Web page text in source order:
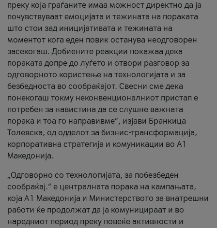
преку која граѓаните имаа можност директно да ја
почувствуваат емоцијата и тежината на пораката
што стои зад иницијативата и тежината на
моментот кога еден повик останува неодговорен
засекогаш. Добиените реакции покажаа дека
пораката допре до луѓето и отвори разговор за
одговорното користење на технологијата и за
безбедноста во сообраќајот. Свесни сме дека
понекогаш токму неконвенционалниот пристап е
потребен за навистина да се слушне важната
порака и тоа го направивме”, изјави Бранкица
Толевска, од одделот за бизнис-трансформација,
корпоративна стратегија и комуникации во А1
Македонија.
„Одговорно со технологијата, за побезбеден
сообраќај.“ е централната порака на кампањата,
која A1 Македонија и Министерството за внатрешни
работи ќе продолжат да ја комуницираат и во
наредниот период преку повеќе активности и